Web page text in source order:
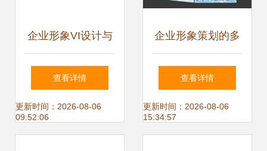
企业形象VI设计与
企业形象策划 塑造
品牌核心价值的双
查看详情
更新时间：2026-08-06
09:52:06
企业形象策划的多
元形式与实践路径
查看详情
更新时间：2026-08-06
15:34:57